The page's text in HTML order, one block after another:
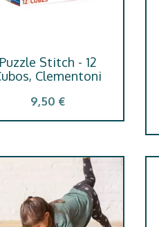
Puzzle Stitch - 12
Clementoni
9,50 €